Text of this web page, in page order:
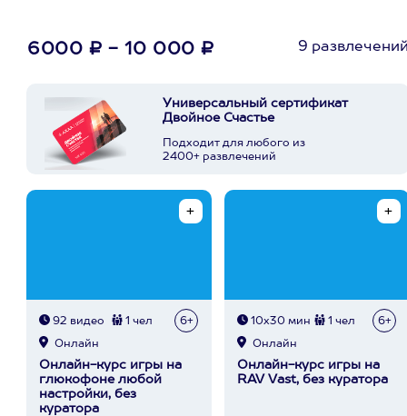
6000 ₽ - 10 000 ₽ 9
Универсальный сертификат
Двойное Счастье
Подходит для любого из
2400+ развлечений
92 видео 1 чел 6+
Онлайн
Онлайн-курс игры на
глюкофоне любой
настройки, без
куратора
10х30 мин 1 чел 6+
Онлайн
Онлайн-курс игры на
RAV Vast, без куратора